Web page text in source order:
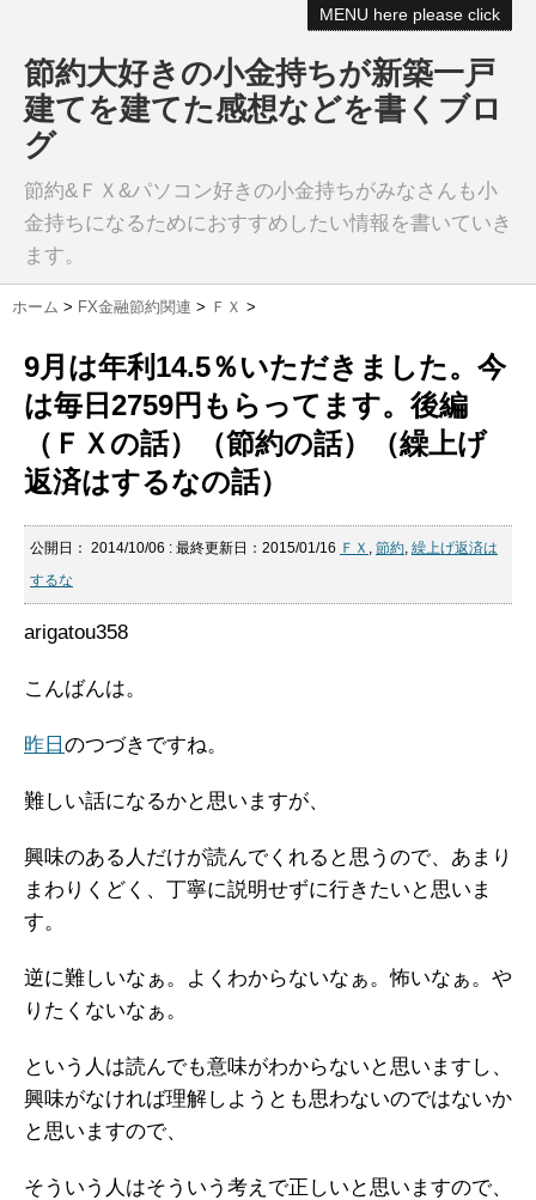
MENU here please click
節約大好きの小金持ちが新築一戸
建てを建てた感想などを書くブロ
グ
節約&ＦＸ&パソコン好きの小金持ちがみなさんも小
金持ちになるためにおすすめしたい情報を書いていき
ます。
ホーム > FX金融節約関連 > ＦＸ >
9月は年利14.5％いただきました。今
は毎日2759円もらってます。後編
（ＦＸの話）（節約の話）（繰上げ
返済はするなの話）
公開日： 2014/10/06 : 最終更新日：2015/01/16 ＦＸ , 節約, 繰上げ返済は
するな
arigatou358
こんばんは。
昨日 のつづきですね。
難しい話になるかと思いますが、
興味のある人だけが読んでくれると思うので、あまり
まわりくどく、丁寧に説明せずに行きたいと思いま
す。
逆に難しいなぁ。よくわからないなぁ。怖いなぁ。や
りたくないなぁ。
という人は読んでも意味がわからないと思いますし、
興味がなければ理解しようとも思わないのではないか
と思いますので、
そういう人はそういう考えで正しいと思いますので、